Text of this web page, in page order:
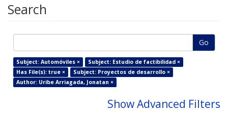
Search
Go
Subject: Automóviles ×
Subject: Estudio de factibilidad ×
Has File(s): true ×
Subject: Proyectos de desarrollo ×
Author: Uribe Arriagada, Jonatan ×
Show Advanced Filters